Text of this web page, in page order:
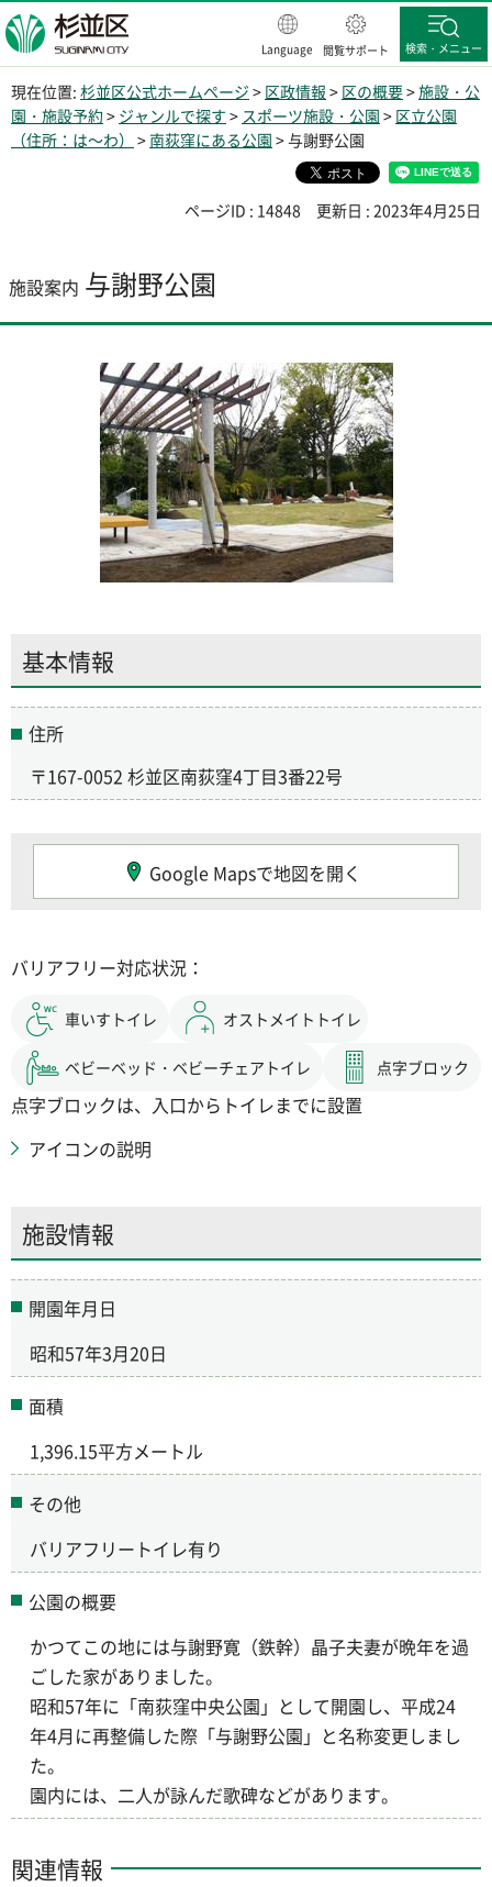
杉並区
Language 閲覧サポート 検索・メニュー
現在位置: 杉並区公式ホームページ > 区政情報 > 区の概要>施設・公
園・施設予約> ジャンルで探す > スポーツ施設・公園 > 区立公園
（住所：は～わ） > 南荻窪にある公園 > 与謝野公園
ページID : 14848 更新日 : 2023年4月25日
施設案内 与謝野公園
基本情報
住所
〒167-0052 杉並区南荻窪4丁目3番22号
Google Mapsで地図を開く
バリアフリー対応状況：
車いすトイレ オストメイトトイレ
ベビーベッド・ベビーチェアトイレ 点字ブロック
点字ブロックは、入口からトイレまでに設置
アイコンの説明
施設情報
開園年月日
昭和57年3月20日
面積
1,396.15平方メートル
その他
バリアフリートイレ有り
公園の概要
かつてこの地には与謝野寛（鉄幹）晶子夫妻が晩年を過
ごした家がありました。
昭和57年に「南荻窪中央公園」として開園し、平成24
年4月に再整備した際「与謝野公園」と名称変更しまし
た。
園内には、二人が詠んだ歌碑などがあります。
関連情報